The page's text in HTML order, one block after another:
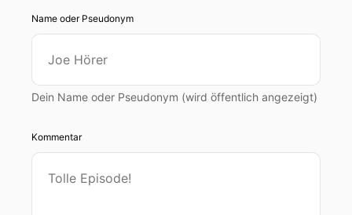
Name oder Pseudonym
Dein Name oder Pseudonym (wird öffentlich angezeigt)
Kommentar